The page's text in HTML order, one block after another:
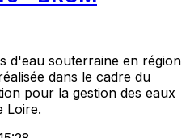
d'eau souterraine en région
dans le cadre du
pour la gestion des eaux
Loire.